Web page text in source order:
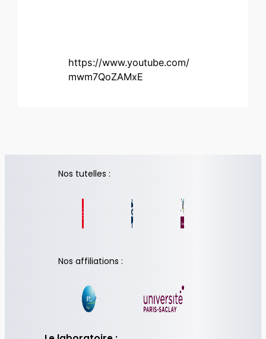
https://www.youtube.com/
mwm7QoZAMxE
Nos tutelles :
Nos affiliations :